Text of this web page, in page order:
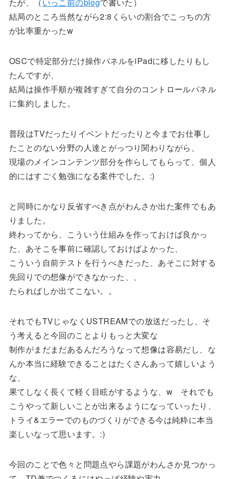
結局のところ当然ながら2:8くらいの割合でこっちの方
が比率重かったw
OSCで特定部分だけ操作パネルをiPadに移したりもし
たんですが、
結局は操作手順が複雑すぎて自分のコントロールパネル
に集約しました。
普段はTVだったりイベントだったりと今までお仕事し
たことのない分野の人達とがっつり関わりながら、
現場のメインコンテンツ部分を作らしてもらって、個人
的にはすごく勉強になる案件でした。:)
と同時にかなり反省すべき点がわんさか出た案件でもあ
りました。
終わってから、こういう仕組みを作っておけば良かっ
た、あそこを事前に確認しておけばよかった、
こういう自前テストを行うべきだった、あそこに対する
先回りでの想像ができなかった、、
たらればしか出てこない。。
それでもTVじゃなくUSTREAMでの放送だったし、そ
う考えると今回のことよりもっと大変な
制作がまだまだあるんだろうなって想像は容易だし、な
んか本当に経験できることはたくさんあって嬉しいよう
な、
果てしなく長くて軽く目眩がするような、w それでも
こうやって新しいことが出来るようになっていったり、
トライ&エラーでのものづくりができる今は純粋に本当
楽しいなって思います。:)
今回のことで色々と問題点やら課題がわんさか見つかっ